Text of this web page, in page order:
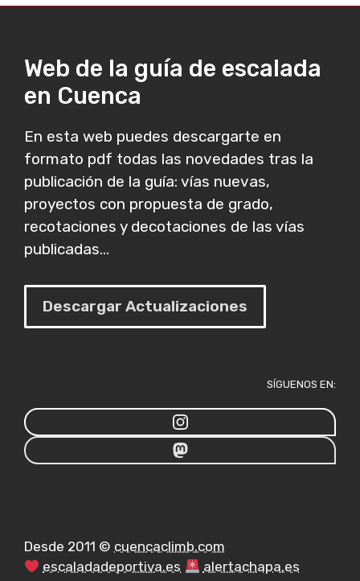
Web de la guía de escalada
en Cuenca
En esta web puedes descargarte en
formato pdf todas las novedades tras la
publicación de la guía: vías nuevas,
proyectos con propuesta de grado,
recotaciones y decotaciones de las vías
publicadas...
Descargar Actualizaciones
SÍGUENOS EN:
Desde 2011 © cuencaclimb.com
escaladadeportiva.es
alertachapa.es